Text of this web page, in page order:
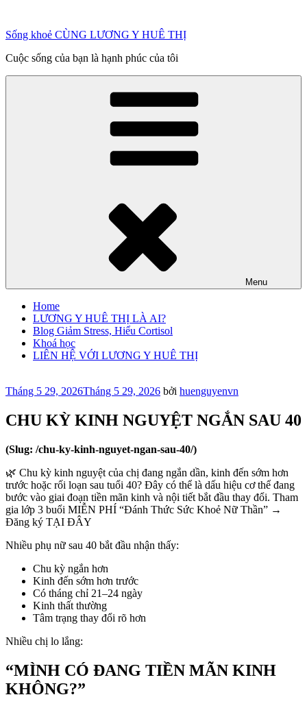
phần
dung
Sống khoẻ CÙNG LƯƠNG Y HUÊ THỊ
Cuộc sống của bạn là hạnh phúc của tôi
Menu
Home
LƯƠNG Y HUÊ THỊ LÀ AI?
Blog Giảm Stress, Hiểu Cortisol
Khoá học
LIÊN HỆ VỚI LƯƠNG Y HUÊ THỊ
Đăng
Tháng 5 29, 2026Tháng 5 29, 2026 bởi huenguyenvn
CHU KỲ KINH NGUYỆT NGẮN SAU 40
(Slug: /chu-ky-kinh-nguyet-ngan-sau-40/)
🌿 Chu kỳ kinh nguyệt của chị đang ngắn dần, kinh đến sớm hơn
trước hoặc rối loạn sau tuổi 40? Đây có thể là dấu hiệu cơ thể đang
bước vào giai đoạn tiền mãn kinh và nội tiết bắt đầu thay đổi. Tham
gia lớp 3 buổi MIỄN PHÍ “Đánh Thức Sức Khoẻ Nữ Thần” →
Đăng ký TẠI ĐÂY
Nhiều phụ nữ sau 40 bắt đầu nhận thấy:
Chu kỳ ngắn hơn
Kinh đến sớm hơn trước
Có tháng chỉ 21–24 ngày
Kinh thất thường
Tâm trạng thay đổi rõ hơn
Nhiều chị lo lắng:
“MÌNH CÓ ĐANG TIỀN MÃN KINH
KHÔNG?”